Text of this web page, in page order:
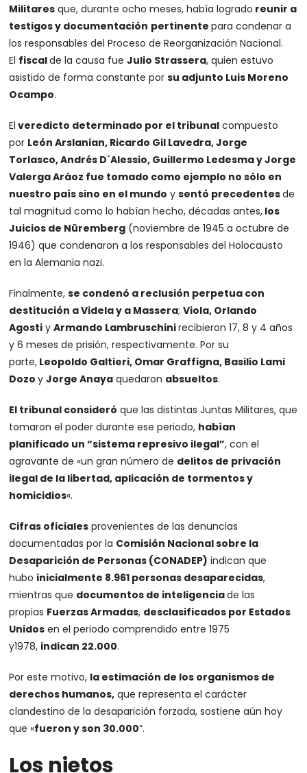
Militares que, durante ocho meses, había logrado reunir a
testigos y documentación pertinentepara condenar a
los responsables del Proceso de Reorganización Nacional.
El fiscalde la causa fueJulio Strassera, quien estuvo
asistido de forma constante porsu adjunto Luis Moreno
Ocampo.
El veredicto determinado por el tribunal compuesto
por León Arslanian, Ricardo Gil Lavedra, Jorge
Torlasco, Andrés D´Alessio, Guillermo Ledesma y Jorge
Valerga Aráoz fue tomado como ejemplo no sólo en
nuestro país sino en el mundo ysentó precedentesde
tal magnitud como lo habían hecho, décadas antes, los
Juicios de Nüremberg (noviembre de 1945 a octubre de
1946) que condenaron a los responsables del Holocausto
en la Alemania nazi.
Finalmente,se condenó a reclusión perpetua con
destitución a Videla y a Massera;Viola, Orlando
Agosti yArmando Lambruschinirecibieron 17, 8 y 4 años
y 6 meses de prisión, respectivamente. Por su
parte, Leopoldo Galtieri, Omar Graffigna, Basilio Lami
DozoyJorge Anaya quedaron absueltos.
El tribunal consideró que las distintas Juntas Militares, que
tomaron el poder durante ese periodo, habían
planificado un “sistema represivo ilegal”, con el
agravante de «un gran número de delitos de privación
ilegal de la libertad, aplicación de tormentos y
homicidios«.
Cifras oficiales provenientes de las denuncias
documentadas por la Comisión Nacional sobre la
Desaparición de Personas (CONADEP) indican que
hubo inicialmente 8.961 personas desaparecidas,
mientras que documentos de inteligenciade las
propias Fuerzas Armadas, desclasificados por Estados
Unidos en el periodo comprendido entre 1975
y1978, indican 22.000.
Por este motivo, la estimación de los organismos de
derechos humanos, que representa el carácter
clandestino de la desaparición forzada, sostiene aún hoy
que «fueron y son 30.000”.
Los nietos